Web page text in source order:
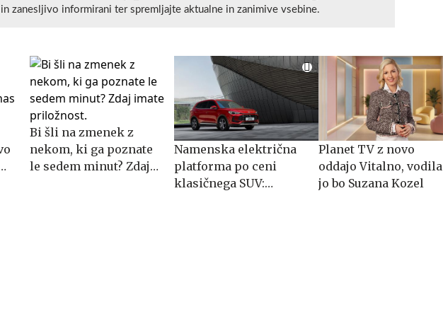
zanesljivo informirani ter spremljajte aktualne in zanimive vsebine.
Bi šli na zmenek z
nekom, ki ga poznate
le sedem minut? Zdaj
Namenska električna
platforma po ceni
klasičnega SUV:
Planet TV z novo
oddajo Vitalno, vodila
jo bo Suzana Kozel